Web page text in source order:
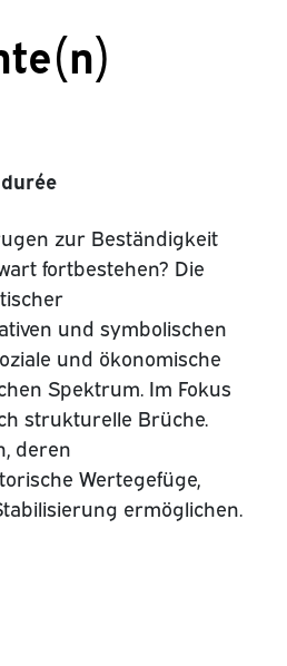
zur Beständigkeit
fortbestehen? Die
und symbolischen
und ökonomische
Spektrum. Im Fokus
strukturelle Brüche.
deren
Wertegefüge,
ermöglichen.